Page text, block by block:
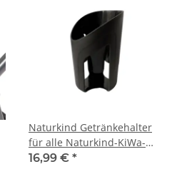
Naturkind Getränkehalter
für alle Naturkind-KiWa-
Modelle
16,99 € *